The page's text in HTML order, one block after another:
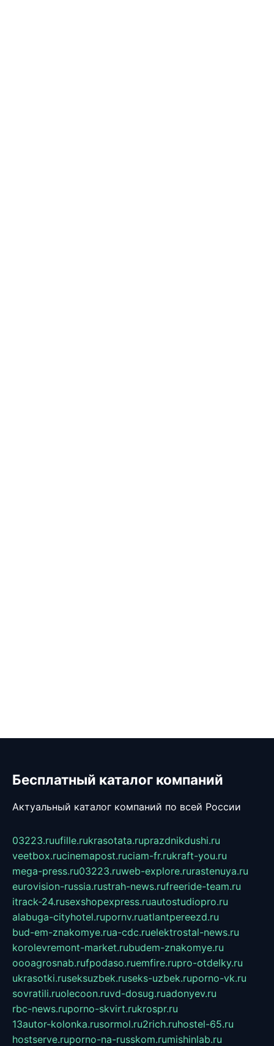
Бесплатный каталог компаний
Актуальный каталог компаний по всей России
03223.ruufille.rukrasotata.ruprazdnikdushi.ru
veetbox.rucinemapost.ruciam-fr.rukraft-you.ru
mega-press.ru03223.ruweb-explore.rurastenuya.ru
eurovision-russia.rustrah-news.rufreeride-team.ru
itrack-24.rusexshopexpress.ruautostudiopro.ru
alabuga-cityhotel.rupornv.ruatlantpereezd.ru
bud-em-znakomye.rua-cdc.ruelektrostal-news.ru
korolevremont-market.rubudem-znakomye.ru
oooagrosnab.rufpodaso.ruemfire.rupro-otdelky.ru
ukrasotki.ruseksuzbek.ruseks-uzbek.ruporno-vk.ru
sovratili.ruolecoon.ruvd-dosug.ruadonyev.ru
rbc-news.ruporno-skvirt.rukrospr.ru
13autor-kolonka.rusormol.ru2rich.ruhostel-65.ru
hostserve.ruporno-na-russkom.rumishinlab.ru